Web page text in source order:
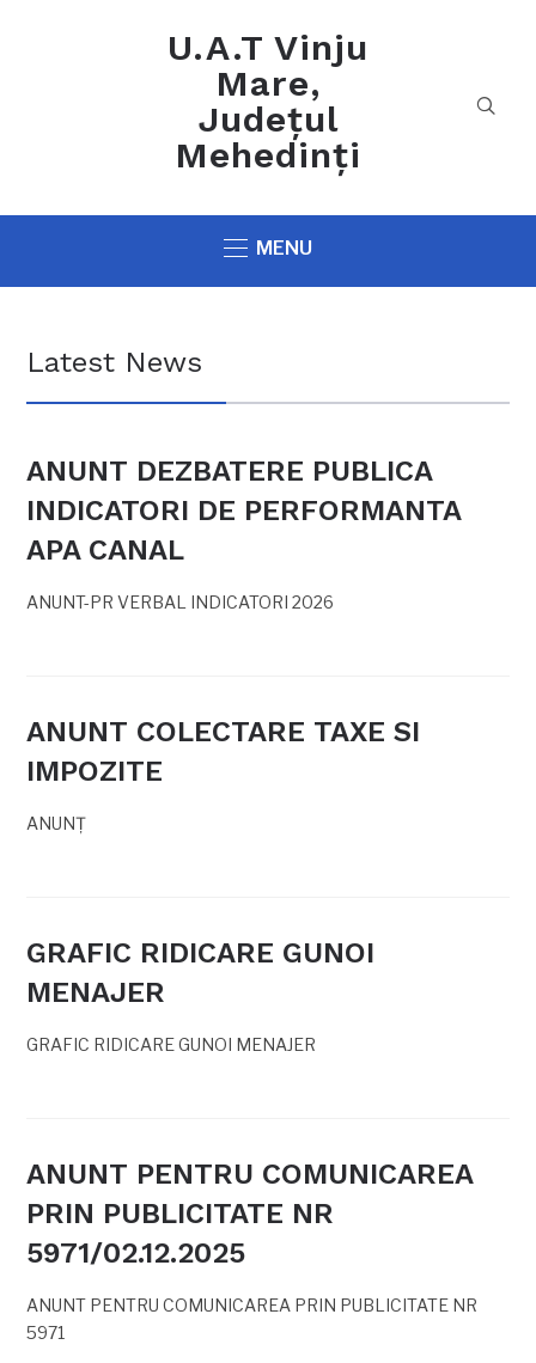
U.A.T Vinju
Mare,
Județul
Mehedinți
MENU
Latest News
ANUNT DEZBATERE PUBLICA
INDICATORI DE PERFORMANTA
APA CANAL
ANUNT-PR VERBAL INDICATORI 2026
ANUNT COLECTARE TAXE SI
IMPOZITE
ANUNȚ
GRAFIC RIDICARE GUNOI
MENAJER
GRAFIC RIDICARE GUNOI MENAJER
ANUNT PENTRU COMUNICAREA
PRIN PUBLICITATE NR
5971/02.12.2025
ANUNT PENTRU COMUNICAREA PRIN PUBLICITATE NR
5971